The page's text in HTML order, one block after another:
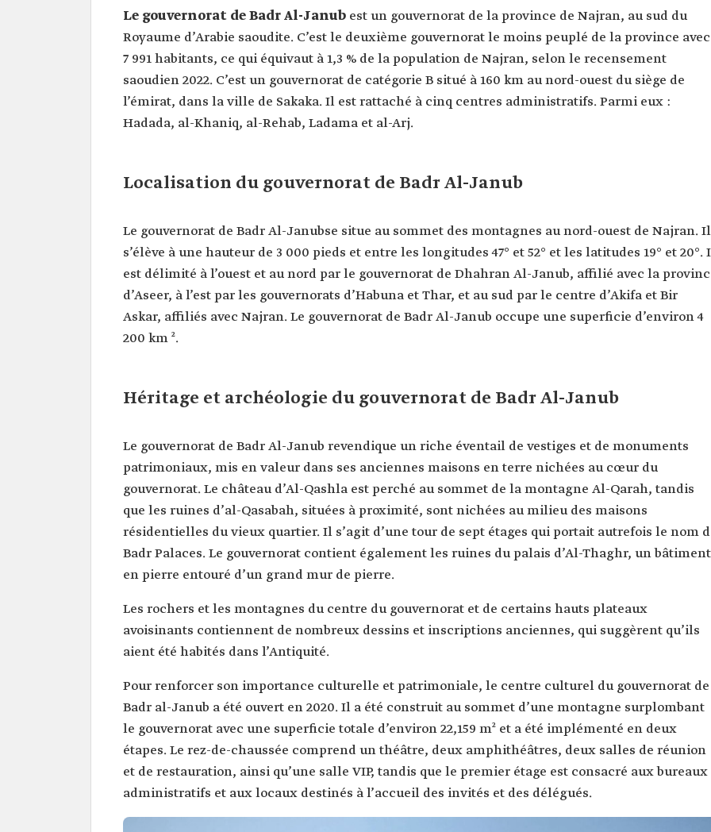
Le gouvernorat de Badr Al-Janub est un gouvernorat de la province de Najran, au sud du
Royaume d’Arabie saoudite. C’est le deuxième gouvernorat le moins peuplé de la province avec
7 991 habitants, ce qui équivaut à 1,3 % de la population de Najran, selon le recensement
saoudien 2022. C’est un gouvernorat de catégorie B situé à 160 km au nord-ouest du siège de
l’émirat, dans la ville de Sakaka. Il est rattaché à cinq centres administratifs. Parmi eux :
Hadada, al-Khaniq, al-Rehab, Ladama et al-Arj.
Localisation du gouvernorat de Badr Al-Janub
Le gouvernorat de Badr Al-Janubse situe au sommet des montagnes au nord-ouest de Najran. Il
s’élève à une hauteur de 3 000 pieds et entre les longitudes 47° et 52° et les latitudes 19° et 20°.
est délimité à l’ouest et au nord par le gouvernorat de Dhahran Al-Janub, affilié avec la
d’Aseer, à l’est par les gouvernorats d’Habuna et Thar, et au sud par le centre d’Akifa et Bir
Askar, affiliés avec Najran. Le gouvernorat de Badr Al-Janub occupe une superficie d’environ 4
200 km ².
Héritage et archéologie du gouvernorat de Badr Al-Janub
Le gouvernorat de Badr Al-Janub revendique un riche éventail de vestiges et de monuments
patrimoniaux, mis en valeur dans ses anciennes maisons en terre nichées au cœur du
gouvernorat. Le château d’Al-Qashla est perché au sommet de la montagne Al-Qarah, tandis
que les ruines d’al-Qasabah, situées à proximité, sont nichées au milieu des maisons
résidentielles du vieux quartier. Il s’agit d’une tour de sept étages qui portait autrefois le nom
Badr Palaces. Le gouvernorat contient également les ruines du palais d’Al-Thaghr, un bâtiment
en pierre entouré d’un grand mur de pierre.
Les rochers et les montagnes du centre du gouvernorat et de certains hauts plateaux
avoisinants contiennent de nombreux dessins et inscriptions anciennes, qui suggèrent qu’ils
aient été habités dans l’Antiquité.
Pour renforcer son importance culturelle et patrimoniale, le centre culturel du gouvernorat de
Badr al-Janub a été ouvert en 2020. Il a été construit au sommet d’une montagne surplombant
le gouvernorat avec une superficie totale d’environ 22,159 m² et a été implémenté en deux
étapes. Le rez-de-chaussée comprend un théâtre, deux amphithéâtres, deux salles de réunion
et de restauration, ainsi qu’une salle VIP, tandis que le premier étage est consacré aux bureaux
administratifs et aux locaux destinés à l’accueil des invités et des délégués.